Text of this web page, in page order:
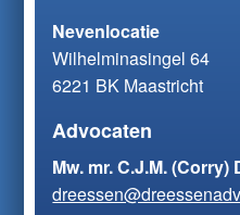
Nevenlocatie
Wilhelminasingel 64
6221 BK Maastricht
Advocaten
Mw. mr. C.J.M. (Corry)